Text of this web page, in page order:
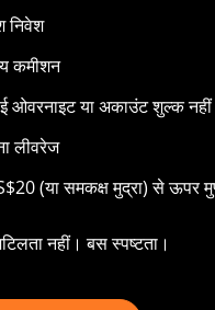
निवेश
कमीशन
ओवरनाइट या अकाउंट शुल्क नहीं
लीवरेज
(या समकक्ष मुद्रा) से ऊपर
नहीं। बस स्पष्टता।